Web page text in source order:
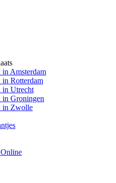
Amsterdam
in Rotterdam
in Utrecht
in Groningen
in Zwolle